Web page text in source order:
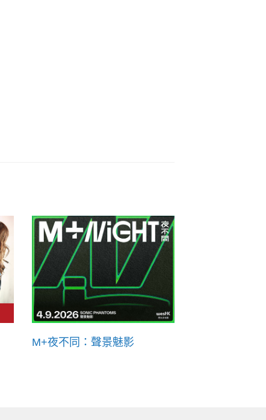
M+夜不同：聲景魅影